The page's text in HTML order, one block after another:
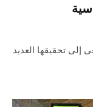
إلى تحقيقها العديد